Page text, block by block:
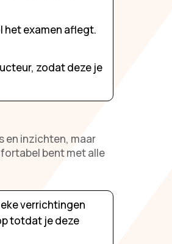
het examen aflegt.
zodat deze je
en inzichten, maar
bent met alle
verrichtingen
totdat je deze